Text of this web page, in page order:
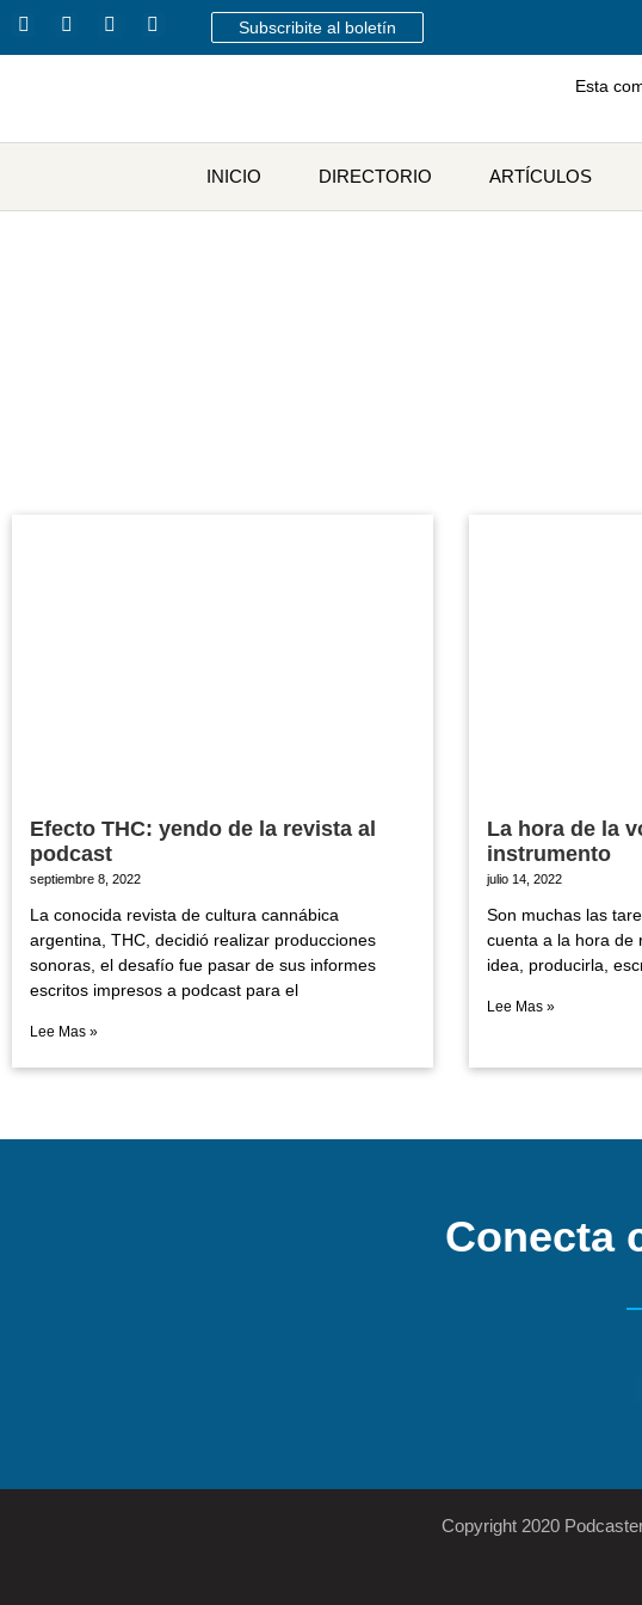
Subscribite al boletín
Esta
INICIO DIRECTORIO ARTÍCULOS
Efecto THC: yendo de la revista al
podcast
septiembre 8, 2022
La conocida revista de cultura cannábica
argentina, THC, decidió realizar producciones
sonoras, el desafío fue pasar de sus informes
escritos impresos a podcast para el
Lee Mas »
La hora de la
instrumento
julio 14, 2022
Son muchas las
cuenta a la hora de
idea, producirla,
Lee Mas »
Conecta
Copyright 2020